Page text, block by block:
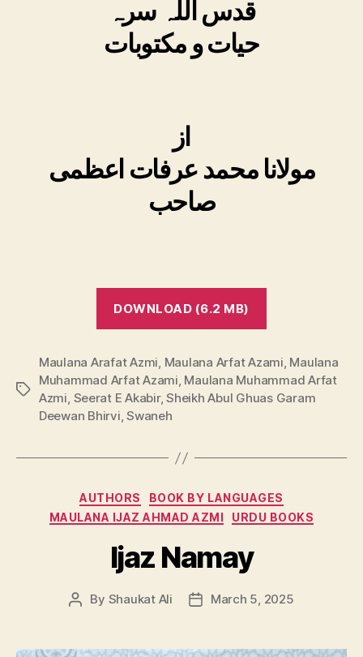
قدس اللہ سرہ
حیات و مکتوبات
از
مولانا محمد عرفات اعظمی
صاحب
DOWNLOAD (6.2 MB)
Tags
Maulana Arafat Azmi, Maulana Arfat Azami, Maulana
Muhammad Arfat Azami, Maulana Muhammad Arfat
Azmi, Seerat E Akabir,Sheikh Abul Ghuas Garam
Deewan Bhirvi,Swaneh
Categories
AUTHORS
BOOK BY LANGUAGES
MAULANA IJAZ AHMAD AZMI
URDU BOOKS
Ijaz Namay
Post
By Shaukat Ali
PostMarch 5, 2025